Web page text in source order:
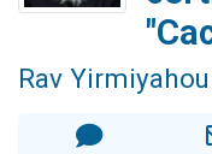
Rav Yirmiyahou